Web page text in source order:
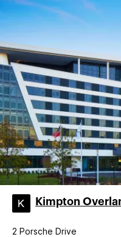
Kimpton
2 Porsche Drive